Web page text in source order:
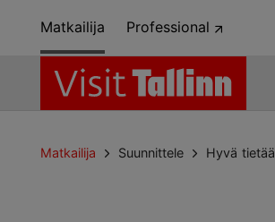
Matkailija Professional
Matkailija Suunnittele Hyvä tietää